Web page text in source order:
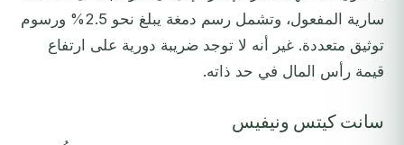
سارية المفعول، وتشمل رسم دمغة يبلغ نحو 2.5% ورسوم
توثيق متعددة. غير أنه لا توجد ضريبة دورية على ارتفاع
قيمة رأس المال في حد ذاته.
سانت كيتس ونيفيس